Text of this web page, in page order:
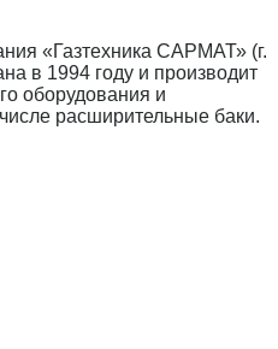
«Газтехника САРМАТ» (г.
в 1994 году и производит
оборудования и
расширительные баки.